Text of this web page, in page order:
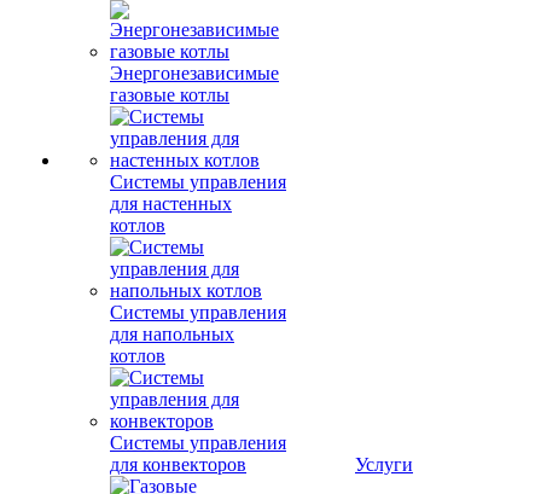
Энергонезависимые
газовые котлы
Системы управления
для настенных
котлов
Системы управления
для напольных
котлов
Системы управления
для конвекторов
Услуги